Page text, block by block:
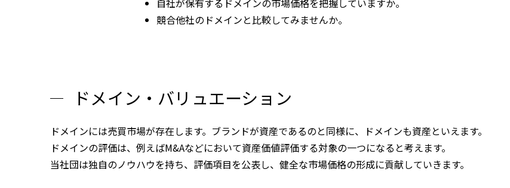
自社が保有するドメインの市場価格を把握していますか。
競合他社のドメインと比較してみませんか。
ドメイン・バリュエーション
ドメインには売買市場が存在します。ブランドが資産であるのと同様に、ドメインも資産といえます。
ドメインの評価は、例えばM&Aなどにおいて資産価値評価する対象の一つになると考えます。
当社団は独自のノウハウを持ち、評価項目を公表し、健全な市場価格の形成に貢献していきます。